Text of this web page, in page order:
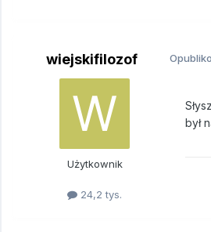
wiejskifilozof
Użytkownik
24,2 tys.
był